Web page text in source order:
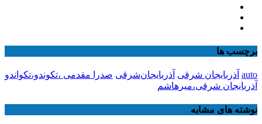
برچسب ها
auto آذربایجان شرقی آذربایجان‌شرقی صدرا مقدمی ،تکوندو،تکواندو
آذربایجان شرقی،میرهاشم
نوشته های مشابه